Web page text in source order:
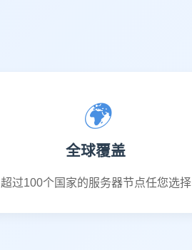
🌍
全球覆盖
超过100个国家的服务器节点任您选择